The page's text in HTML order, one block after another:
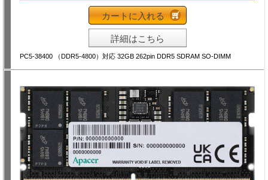
カートに入れる
詳細はこちら
PC5-38400 （DDR5-4800）対応 32GB 262pin DDR5 SDRAM SO-DIMM